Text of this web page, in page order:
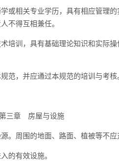
相关专业学历，具有相应管理
不得互相兼任。
训，具有基础理论知识和实际
，并应通过本规范的培训与考核。
第三章 房屋与设施
周围的地面、路面、植被等不应
的有效设施。